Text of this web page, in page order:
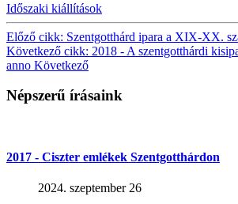
Időszaki kiállítások
Előző cikk: Szentgotthárd ipara a XIX-XX.
Következő cikk: 2018 - A szentgotthárdi
anno Következő
Népszerű írásaink
2017 - Ciszter emlékek Szentgotthárdon
2024. szeptember 26